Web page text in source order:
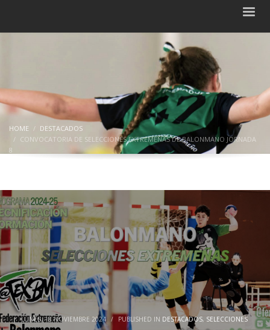
HOME
DESTACADOS
CONVOCATORIA DE SELECCIONES EXTREMEÑAS DE BALONMANO JORNADA
8
Extremeñas de Balonmano Jornada 8
LUNES, 18 NOVIEMBRE 2024 / PUBLISHED IN DESTACADOS, SELECCIONES